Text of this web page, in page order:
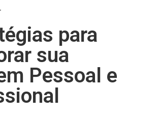
.
para
sua
Pessoal e